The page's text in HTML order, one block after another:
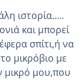
ιστορία.....
και μπορεί
σπίτι,ή να
μικρόβιο με
μικρό μου,που